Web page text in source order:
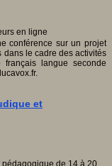
conférence sur un projet
dans le cadre des activités
français langue seconde
et